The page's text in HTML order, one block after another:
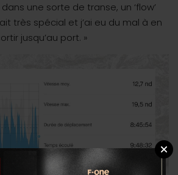
une sorte de transe, un ‘flow’
très spécial et j’ai eu du mal à en
jusqu’au port. »